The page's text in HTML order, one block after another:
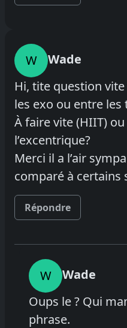
W
Wade
Hi, tite question
les exo ou entre les
À faire vite (HIIT)
l’excentrique?
Merci il a l’air
comparé à certains
Répondre
W
Wade
Oups le ? Qui
phrase.